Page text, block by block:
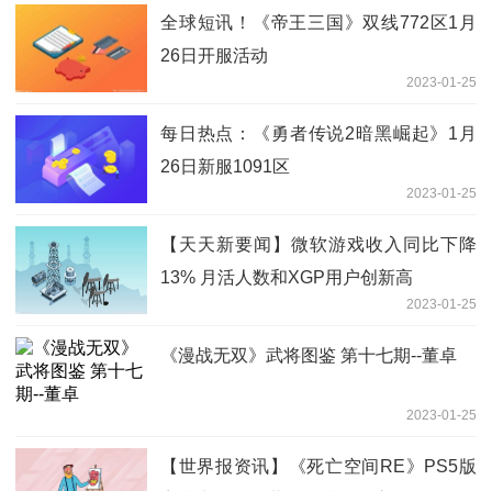
全球短讯！《帝王三国》双线772区1月
26日开服活动
2023-01-25
每日热点：《勇者传说2暗黑崛起》1月
26日新服1091区
2023-01-25
【天天新要闻】微软游戏收入同比下降
13% 月活人数和XGP用户创新高
2023-01-25
《漫战无双》武将图鉴 第十七期--董卓
2023-01-25
【世界报资讯】《死亡空间RE》PS5版